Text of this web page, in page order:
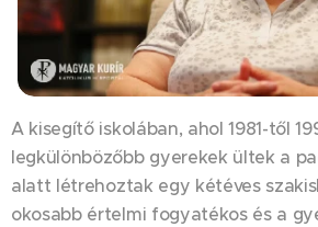
A kisegítő iskolában, ahol 1981-től
legkülönbözőbb gyerekek ültek a
alatt létrehoztak egy kétéves
okosabb értelmi fogyatékos és a